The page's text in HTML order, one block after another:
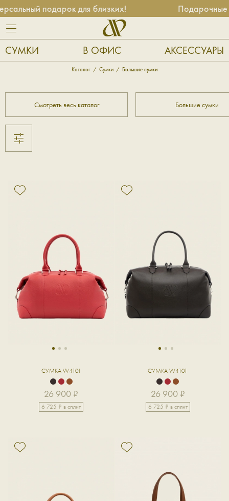
подарок для близких! Подарочные
СУМКИ В ОФИС АКСЕССУАРЫ
Каталог Сумки Большие сумки
Смотреть весь каталог Большие сумки
1 2 3
СУМКА W4101
26 900 ₽
6 725 ₽ в сплит
1 2 3
СУМКА W4101
26 900 ₽
6 725 ₽ в сплит